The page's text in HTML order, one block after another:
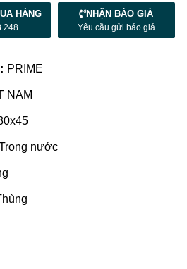
HÀNG
248
NHẬN BÁO GIÁ
Yêu cầu gửi báo giá
PRIME
NAM
nước